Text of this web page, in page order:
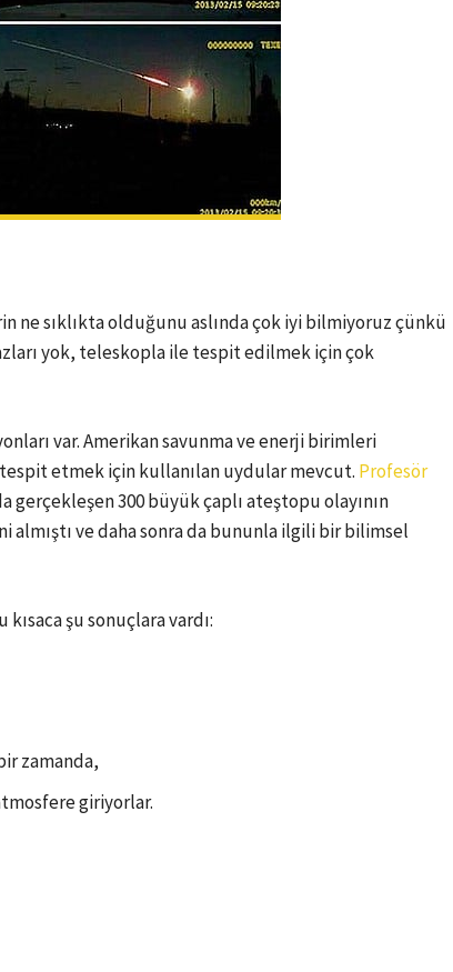
ne sıklıkta olduğunu aslında çok iyi bilmiyoruz çünkü
yok, teleskopla ile tespit edilmek için çok
var. Amerikan savunma ve enerji birimleri
tespit etmek için kullanılan uydular mevcut. Profesör
gerçekleşen 300 büyük çaplı ateştopu olayının
ve daha sonra da bununla ilgili bir bilimsel
şu sonuçlara vardı:
zamanda,
giriyorlar.